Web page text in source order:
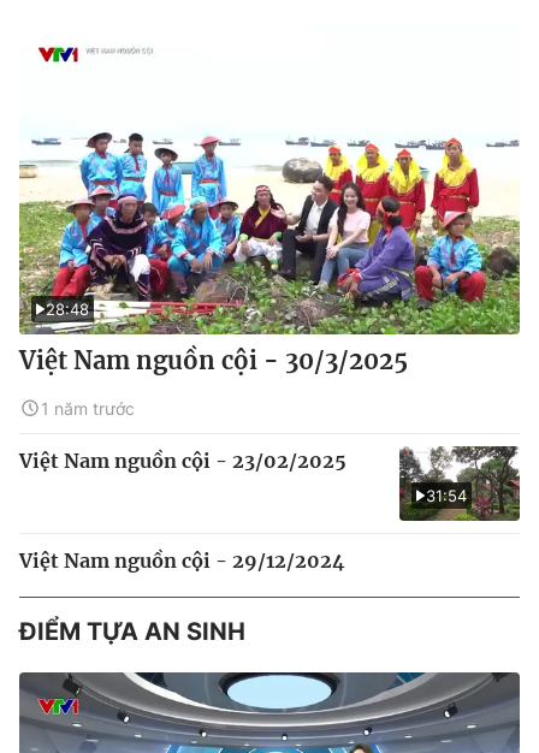
28:48
Việt Nam nguồn cội - 30/3/2025
1 năm trước
31:54
Việt Nam nguồn cội - 23/02/2025
Việt Nam nguồn cội - 29/12/2024
ĐIỂM TỰA AN SINH